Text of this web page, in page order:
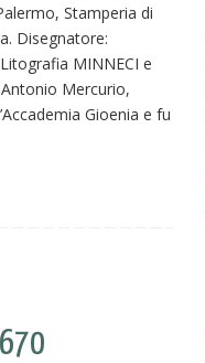
Stamperia di
Disegnatore:
MINNECI e
Mercurio,
Gioenia e fu